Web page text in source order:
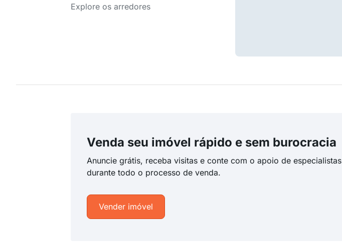
Explore os arredores
Venda seu imóvel rápido e sem burocracia
Anuncie grátis, receba visitas e conte com o apoio de especialistas
durante todo o processo de venda.
Vender imóvel